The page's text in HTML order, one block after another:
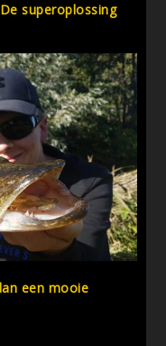
superoplossing
een mooie